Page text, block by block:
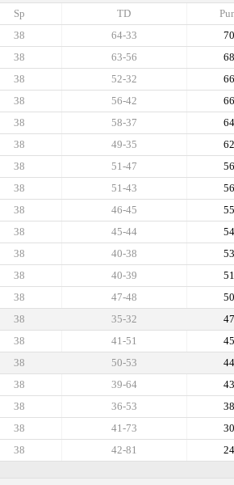
TD
Sp
70
64-33
38
68
63-56
38
66
52-32
38
66
56-42
38
64
58-37
38
62
49-35
38
56
51-47
38
56
51-43
38
55
46-45
38
54
45-44
38
53
40-38
38
51
40-39
38
50
47-48
38
47
35-32
38
45
41-51
38
44
50-53
38
43
39-64
38
38
36-53
38
30
41-73
38
24
42-81
38